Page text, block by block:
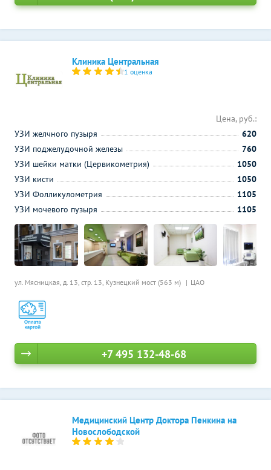
Клиника Центральная
1 оценка
ул. Мясницкая, д. 13, стр. 13, Кузнецкий мост (563 м) ЦАО
Цена, руб.:
УЗИ желчного пузыря
620
УЗИ поджелудочной железы
760
УЗИ шейки матки (Цервикометрия)
1050
УЗИ кисти
1050
УЗИ Фолликулометрия
1105
УЗИ мочевого пузыря
1105
+7 495 132-48-68
Медицинский Центр Доктора Пенкина на
Новослободской